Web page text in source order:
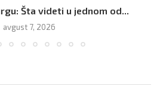
Šta videti u jednom od...
avgust 7, 2026